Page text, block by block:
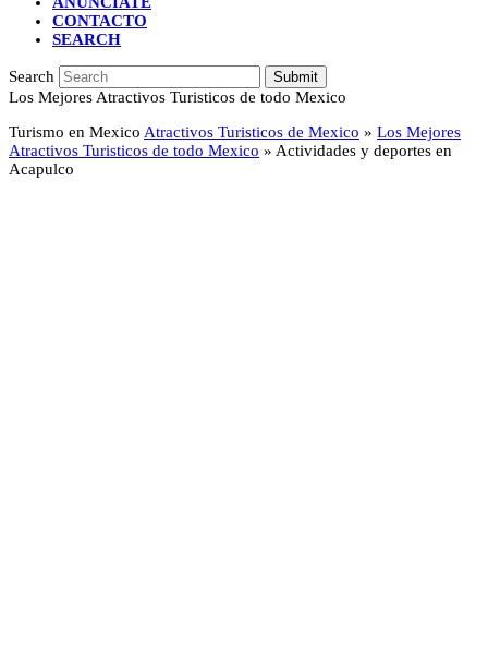
CONTACTO
SEARCH
Search Submit
Los Mejores Atractivos Turisticos de todo Mexico
Turismo en Mexico Atractivos Turisticos de Mexico » Los Mejores
Atractivos Turisticos de todo Mexico » Actividades y deportes en
Acapulco